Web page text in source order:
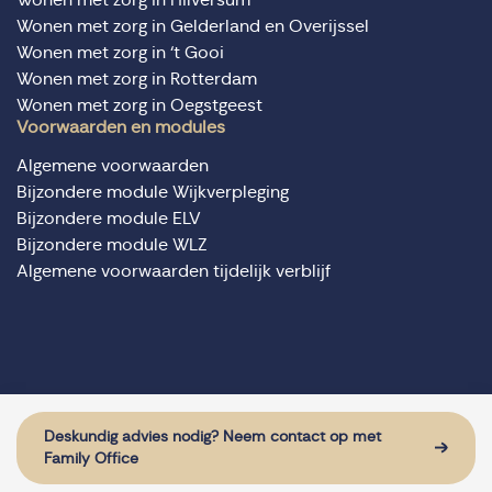
Deskundig advies nodig? Neem contact op met
Family Office
Wonen met zorg in Gelderland en Overijssel
Wonen met zorg in ‘t Gooi
Wonen met zorg in Rotterdam
Wonen met zorg in Oegstgeest
Voorwaarden en modules
Algemene voorwaarden
Bijzondere module Wijkverpleging
Bijzondere module ELV
Bijzondere module WLZ
Algemene voorwaarden tijdelijk verblijf
Website door: Sturdy Digital